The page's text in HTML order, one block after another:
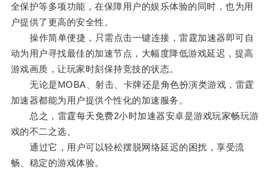
全保护等多项功能，在保障用户的娱乐体验的同时，也为用
户提供了更高的安全性。
操作简单便捷，只需点击一键连接，雷霆加速器即可自
动为用户寻找最佳的加速节点，大幅度降低游戏延迟，提高
游戏画质，让玩家时刻保持竞技的状态。
无论是MOBA、射击、卡牌还是角色扮演类游戏，雷霆
加速器都能为用户提供个性化的加速服务。
总之，雷霆每天免费2小时加速器安卓是游戏玩家畅玩游
戏的不二之选。
通过它，用户可以轻松摆脱网络延迟的困扰，享受流
畅、稳定的游戏体验。